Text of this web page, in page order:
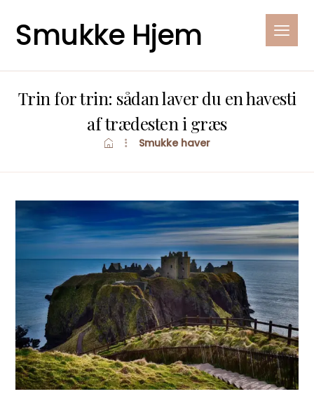
Smukke Hjem
Trin for trin: sådan laver du en havesti
af trædesten i græs
Smukke haver